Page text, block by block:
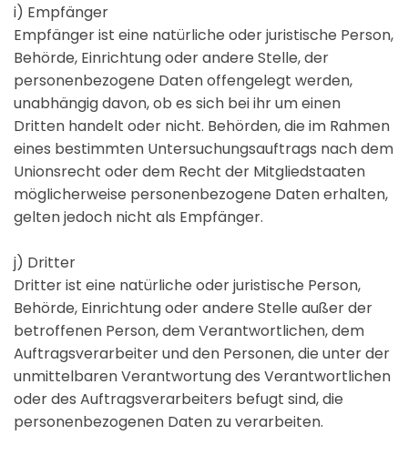
i) Empfänger
Empfänger ist eine natürliche oder juristische Person,
Behörde, Einrichtung oder andere Stelle, der
personenbezogene Daten offengelegt werden,
unabhängig davon, ob es sich bei ihr um einen
Dritten handelt oder nicht. Behörden, die im Rahmen
eines bestimmten Untersuchungsauftrags nach dem
Unionsrecht oder dem Recht der Mitgliedstaaten
möglicherweise personenbezogene Daten erhalten,
gelten jedoch nicht als Empfänger.
j) Dritter
Dritter ist eine natürliche oder juristische Person,
Behörde, Einrichtung oder andere Stelle außer der
betroffenen Person, dem Verantwortlichen, dem
Auftragsverarbeiter und den Personen, die unter der
unmittelbaren Verantwortung des Verantwortlichen
oder des Auftragsverarbeiters befugt sind, die
personenbezogenen Daten zu verarbeiten.